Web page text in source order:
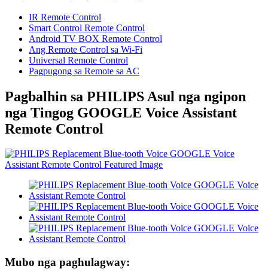
IR Remote Control
Smart Control Remote Control
Android TV BOX Remote Control
Ang Remote Control sa Wi-Fi
Universal Remote Control
Pagpugong sa Remote sa AC
Pagbalhin sa PHILIPS Asul nga ngipon
nga Tingog GOOGLE Voice Assistant
Remote Control
Mubo nga paghulagway: